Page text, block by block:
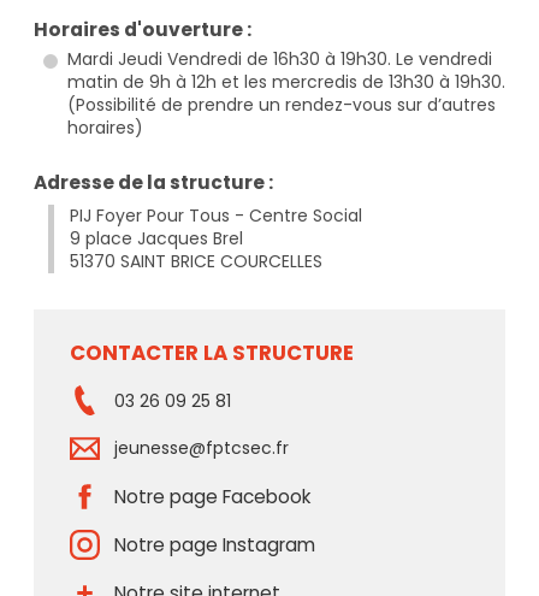
Horaires d'ouverture :
Mardi Jeudi Vendredi de 16h30 à 19h30. Le vendredi
matin de 9h à 12h et les mercredis de 13h30 à 19h30.
(Possibilité de prendre un rendez-vous sur d’autres
horaires)
Adresse de la structure :
PIJ Foyer Pour Tous - Centre Social
9 place Jacques Brel
51370 SAINT BRICE COURCELLES
CONTACTER LA STRUCTURE
03 26 09 25 81
jeunesse@fptcsec.fr
Notre page Facebook
Notre page Instagram